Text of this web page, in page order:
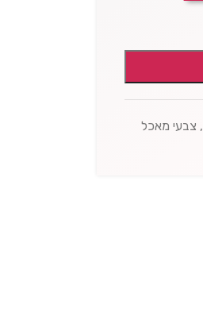
, צבעי מאכל